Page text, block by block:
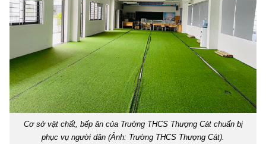
Cơ sở vật chất, bếp ăn của Trường THCS Thượng Cát chuẩn bị
phục vụ người dân (Ảnh: Trường THCS Thượng Cát).